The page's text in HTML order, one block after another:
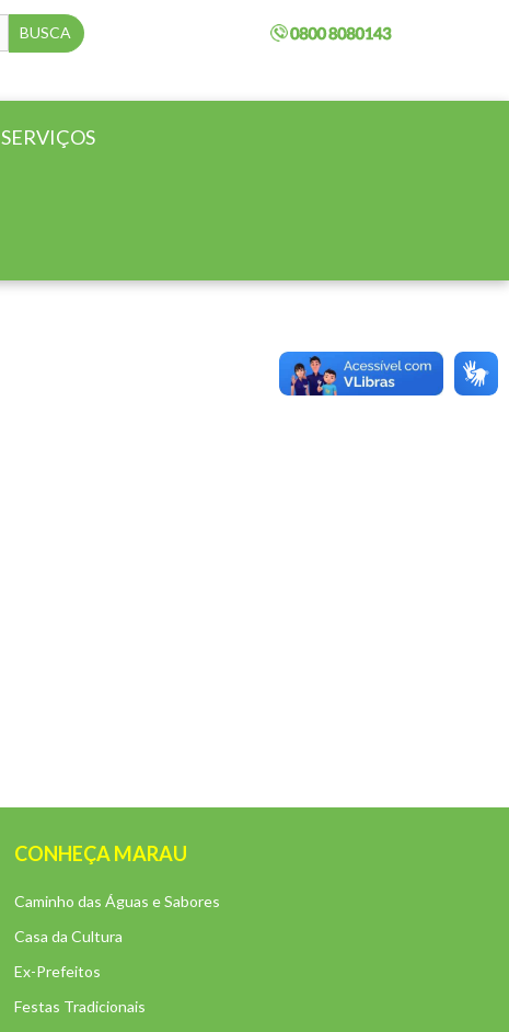
SERVIÇOS
CONHEÇA MARAU
Caminho das Águas e Sabores
Casa da Cultura
Ex-Prefeitos
Festas Tradicionais